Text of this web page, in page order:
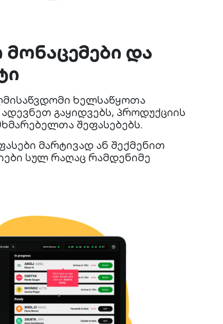
მონაცემები და
ხელსაწყოთა
გაყიდვებს, პროდუქციის
შეფასებებს.
მარტივად ან შექმენით
სულ რაღაც რამდენიმე